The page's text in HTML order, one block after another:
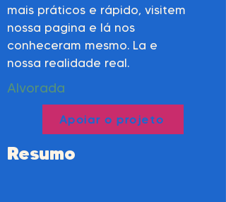
mais práticos e rápido, visitem
nossa pagina e lá nos
conheceram mesmo. La e
nossa realidade real.
Alvorada
Apoiar o projeto
Resumo